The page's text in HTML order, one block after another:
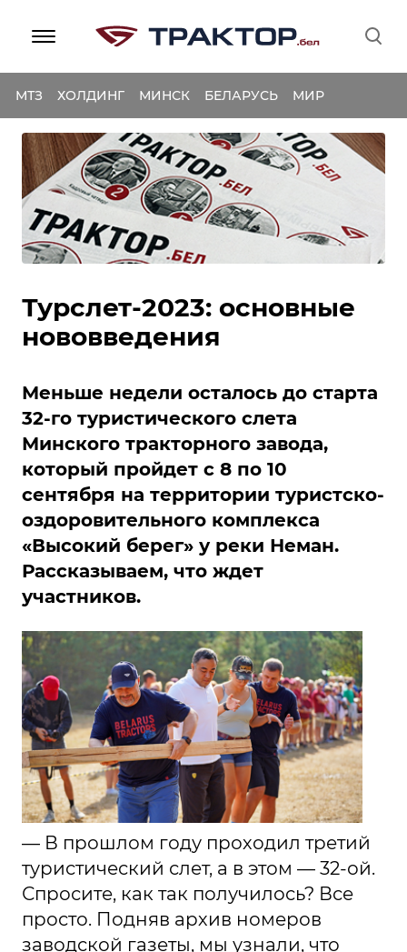
МТЗ ХОЛДИНГ МИНСК БЕЛАРУСЬ МИР
Турслет-2023: основные
нововведения
Меньше недели осталось до старта
32-го туристического слета
Минского тракторного завода,
который пройдет с 8 по 10
сентября на территории туристско-
оздоровительного комплекса
«Высокий берег» у реки Неман.
Рассказываем, что ждет
участников.
— В прошлом году проходил третий
туристический слет, а в этом — 32-ой.
Спросите, как так получилось? Все
просто. Подняв архив номеров
заводской газеты, мы узнали, что